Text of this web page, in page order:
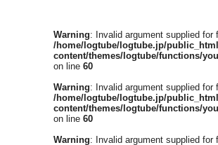
Warning: Invalid argument supplied for
/home/logtube/logtube.jp/
content/themes/logtube/functions/
on line 60
Warning: Invalid argument supplied for
/home/logtube/logtube.jp/
content/themes/logtube/functions/
on line 60
Warning: Invalid argument supplied for